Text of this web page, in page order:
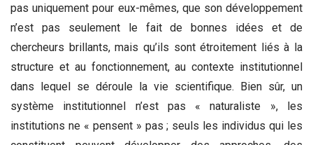
pas uniquement pour eux-mêmes, que son développement
n’est pas seulement le fait de bonnes idées et de
chercheurs brillants, mais qu’ils sont étroitement liés à la
structure et au fonctionnement, au contexte institutionnel
dans lequel se déroule la vie scientifique. Bien sûr, un
système institutionnel n’est pas « naturaliste », les
institutions ne « pensent » pas ; seuls les individus qui les